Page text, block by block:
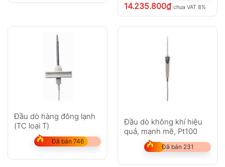
14.235.800₫ chưa VAT 8%
Đầu dò hàng đông lạnh
(TC loại T)
Đã bán 746
Đầu dò không khí hiệu
quả, mạnh mẽ, Pt100
Đã bán 231